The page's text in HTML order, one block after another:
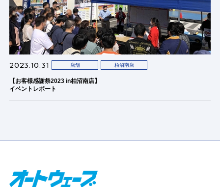
2023.10.31 店舗 柏沼南店
【お客様感謝祭2023 in柏沼南店】
イベントレポート